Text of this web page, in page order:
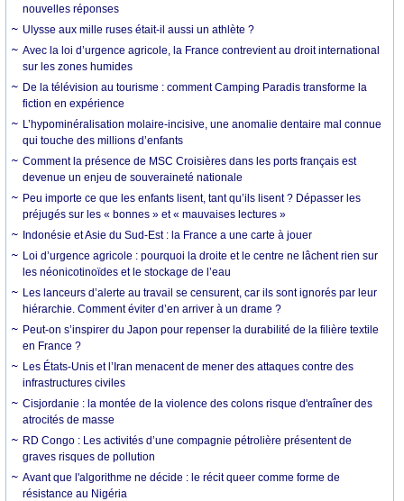
nouvelles réponses
Ulysse aux mille ruses était-il aussi un athlète ?
Avec la loi d’urgence agricole, la France contrevient au droit international
sur les zones humides
De la télévision au tourisme : comment Camping Paradis transforme la
fiction en expérience
L’hypominéralisation molaire-incisive, une anomalie dentaire mal connue
qui touche des millions d’enfants
Comment la présence de MSC Croisières dans les ports français est
devenue un enjeu de souveraineté nationale
Peu importe ce que les enfants lisent, tant qu’ils lisent ? Dépasser les
préjugés sur les « bonnes » et « mauvaises lectures »
Indonésie et Asie du Sud-Est : la France a une carte à jouer
Loi d’urgence agricole : pourquoi la droite et le centre ne lâchent rien sur
les néonicotinoïdes et le stockage de l’eau
Les lanceurs d’alerte au travail se censurent, car ils sont ignorés par leur
hiérarchie. Comment éviter d’en arriver à un drame ?
Peut-on s’inspirer du Japon pour repenser la durabilité de la filière textile
en France ?
Les États-Unis et l’Iran menacent de mener des attaques contre des
infrastructures civiles
Cisjordanie : la montée de la violence des colons risque d'entraîner des
atrocités de masse
RD Congo : Les activités d’une compagnie pétrolière présentent de
graves risques de pollution
Avant que l'algorithme ne décide : le récit queer comme forme de
résistance au Nigéria